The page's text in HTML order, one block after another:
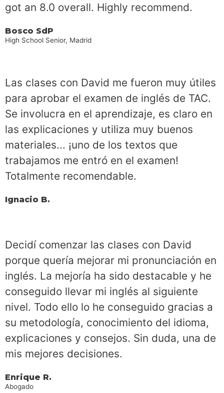
got an 8.0 overall. Highly recommend.
Bosco SdP
High School Senior, Madrid
Las clases con David me fueron muy útiles
para aprobar el examen de inglés de TAC.
Se involucra en el aprendizaje, es claro en
las explicaciones y utiliza muy buenos
materiales... ¡uno de los textos que
trabajamos me entró en el examen!
Totalmente recomendable.
Ignacio B.
Decidí comenzar las clases con David
porque quería mejorar mi pronunciación en
inglés. La mejoría ha sido destacable y he
conseguido llevar mi inglés al siguiente
nivel. Todo ello lo he conseguido gracias a
su metodología, conocimiento del idioma,
explicaciones y consejos. Sin duda, una de
mis mejores decisiones.
Enrique R.
Abogado